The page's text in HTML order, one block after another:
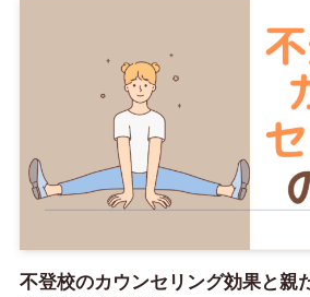
不登校のカウンセリング効果と親